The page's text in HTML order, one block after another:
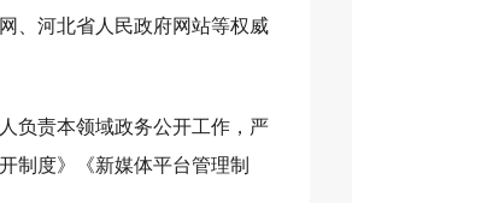
、河北省人民政府网站等权威
负责本领域政务公开工作，严
制度》《新媒体平台管理制